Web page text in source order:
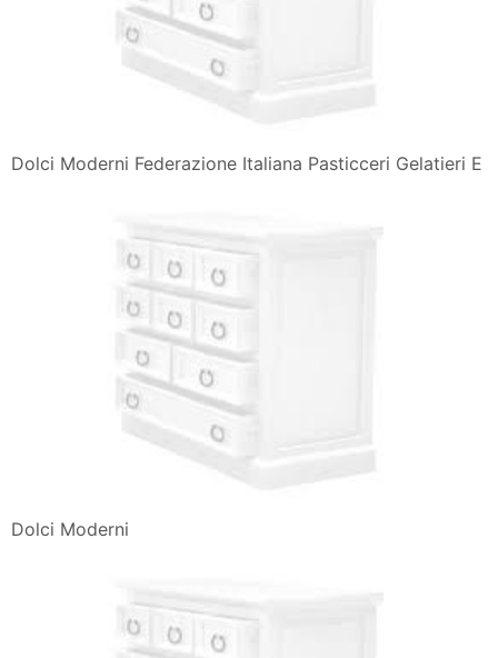
Dolci Moderni Federazione Italiana Pasticceri Gelatieri E
Dolci Moderni